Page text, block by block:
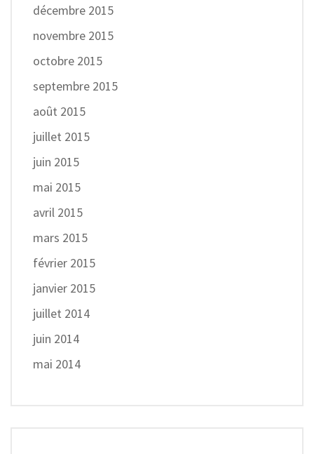
décembre 2015
novembre 2015
octobre 2015
septembre 2015
août 2015
juillet 2015
juin 2015
mai 2015
avril 2015
mars 2015
février 2015
janvier 2015
juillet 2014
juin 2014
mai 2014